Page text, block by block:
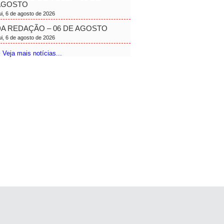
6 de agosto de 2026
REDAÇÃO – 06 DE AGOSTO
6 de agosto de 2026
Veja mais notícias...